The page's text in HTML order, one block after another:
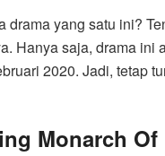
drama yang satu ini?
Hanya saja, drama ini
2020. Jadi, tetap
Monarch